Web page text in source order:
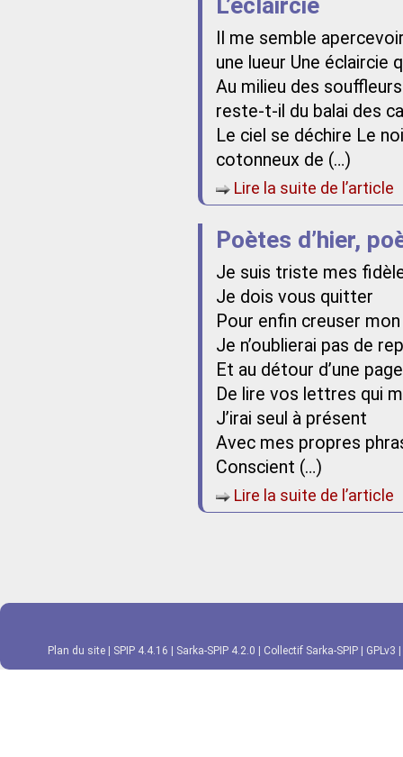
L’éclaircie
Il me semble
une lueur Une éclaircie
Au milieu des
reste-t-il du balai des
Le ciel se déchire Le
cotonneux de (…)
Lire la suite de l’article
Poètes d’hier,
Je suis triste mes
Je dois vous quitter
Pour enfin creuser
Je n’oublierai pas de
Et au détour d’une page
De lire vos lettres qui
J’irai seul à présent
Avec mes propres
Conscient (…)
Lire la suite de l’article
Plan du site SPIP 4.4.16 Sarka-SPIP 4.2.0 Collectif Sarka-SPIP GPLv3